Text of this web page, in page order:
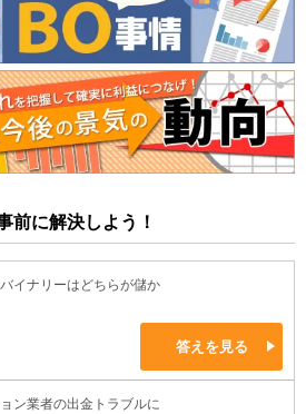
前に解決しよう！
イナリーはどちらが儲か
答えを見る
ン業者の出金トラブルに